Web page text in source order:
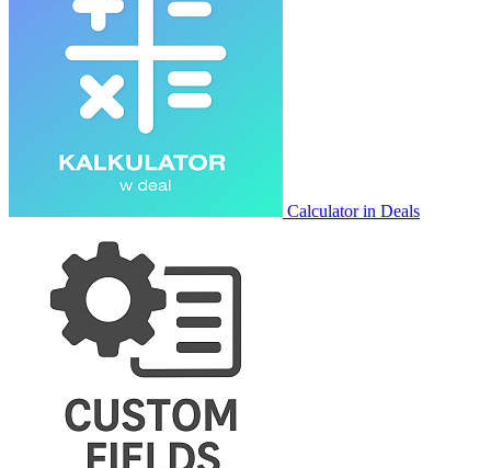
Calculator in Deals